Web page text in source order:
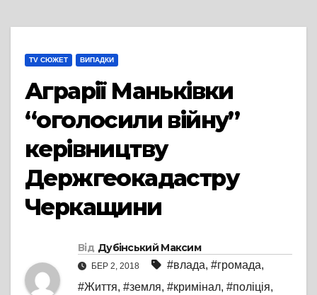
TV СЮЖЕТ ВИПАДКИ
Аграрії Маньківки
“оголосили війну”
керівництву
Держгеокадастру
Черкащини
Від Дубінський Максим
БЕР 2, 2018 #влада, #громада,
#Життя, #земля, #кримінал, #поліція,